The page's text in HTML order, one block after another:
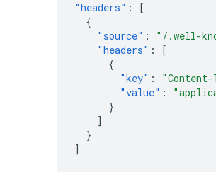
"headers" :
[
{
"source" :
"/.well-
"headers" :
[
{
"key" : "Content-
"value" :
}
]
}
]